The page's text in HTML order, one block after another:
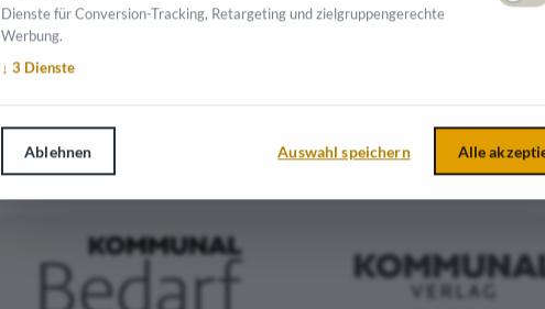
Dienste für Conversion-Tracking, Retargeting und zielgruppengerechte
Werbung.
↓ 3 Dienste
Ablehnen Auswahl speichern Alle